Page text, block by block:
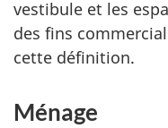
vestibule et les
des fins
cette définition.
Ménage